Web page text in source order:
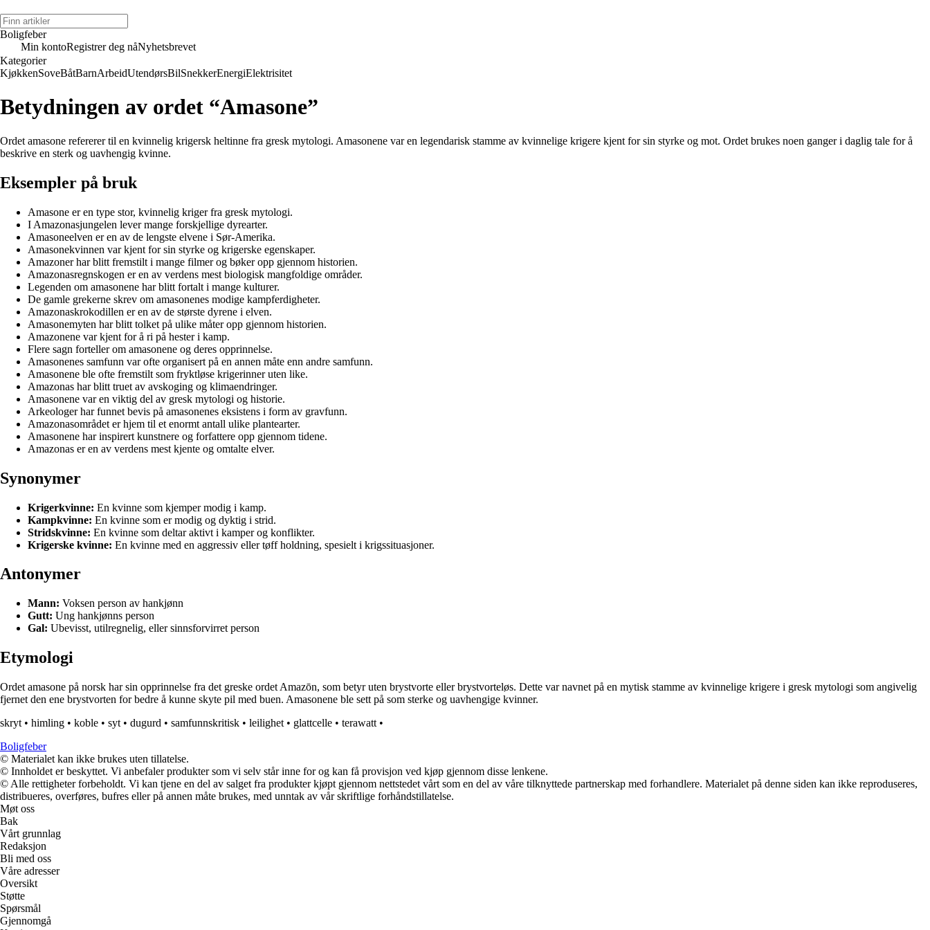
Boligfeber
Min kontoRegistrer deg nåNyhetsbrevet
Kategorier
KjøkkenSoveBåtBarnArbeidUtendørsBilSnekkerEnergiElektrisitet
Betydningen av ordet “Amasone”
Ordet amasone refererer til en kvinnelig krigersk heltinne fra gresk mytologi. Amasonene var en legendarisk stamme av kvinnelige krigere kjent for sin styrke og mot. Ordet brukes noen ganger i daglig tale for å
beskrive en sterk og uavhengig kvinne.
Eksempler på bruk
Amasone er en type stor, kvinnelig kriger fra gresk mytologi.
I Amazonasjungelen lever mange forskjellige dyrearter.
Amasoneelven er en av de lengste elvene i Sør-Amerika.
Amasonekvinnen var kjent for sin styrke og krigerske egenskaper.
Amazoner har blitt fremstilt i mange filmer og bøker opp gjennom historien.
Amazonasregnskogen er en av verdens mest biologisk mangfoldige områder.
Legenden om amasonene har blitt fortalt i mange kulturer.
De gamle grekerne skrev om amasonenes modige kampferdigheter.
Amazonaskrokodillen er en av de største dyrene i elven.
Amasonemyten har blitt tolket på ulike måter opp gjennom historien.
Amazonene var kjent for å ri på hester i kamp.
Flere sagn forteller om amasonene og deres opprinnelse.
Amasonenes samfunn var ofte organisert på en annen måte enn andre samfunn.
Amasonene ble ofte fremstilt som fryktløse krigerinner uten like.
Amazonas har blitt truet av avskoging og klimaendringer.
Amasonene var en viktig del av gresk mytologi og historie.
Arkeologer har funnet bevis på amasonenes eksistens i form av gravfunn.
Amazonasområdet er hjem til et enormt antall ulike plantearter.
Amasonene har inspirert kunstnere og forfattere opp gjennom tidene.
Amazonas er en av verdens mest kjente og omtalte elver.
Synonymer
Krigerkvinne: En kvinne som kjemper modig i kamp.
Kampkvinne: En kvinne som er modig og dyktig i strid.
Stridskvinne: En kvinne som deltar aktivt i kamper og konflikter.
Krigerske kvinne: En kvinne med en aggressiv eller tøff holdning, spesielt i krigssituasjoner.
Antonymer
Mann: Voksen person av hankjønn
Gutt: Ung hankjønns person
Gal: Ubevisst, utilregnelig, eller sinnsforvirret person
Etymologi
Ordet amasone på norsk har sin opprinnelse fra det greske ordet Amazōn, som betyr uten brystvorte eller brystvorteløs. Dette var navnet på en mytisk stamme av kvinnelige krigere i gresk mytologi som angivelig
fjernet den ene brystvorten for bedre å kunne skyte pil med buen. Amasonene ble sett på som sterke og uavhengige kvinner.
skryt • himling • koble • syt • dugurd • samfunnskritisk • leilighet • glattcelle • terawatt •
Boligfeber
© Materialet kan ikke brukes uten tillatelse.
© Innholdet er beskyttet. Vi anbefaler produkter som vi selv står inne for og kan få provisjon ved kjøp gjennom disse lenkene.
© Alle rettigheter forbeholdt. Vi kan tjene en del av salget fra produkter kjøpt gjennom nettstedet vårt som en del av våre tilknyttede partnerskap med forhandlere. Materialet på denne siden kan ikke reproduseres,
distribueres, overføres, bufres eller på annen måte brukes, med unntak av vår skriftlige forhåndstillatelse.
Møt oss
Bak
Vårt grunnlag
Redaksjon
Bli med oss
Våre adresser
Oversikt
Støtte
Spørsmål
Gjennomgå